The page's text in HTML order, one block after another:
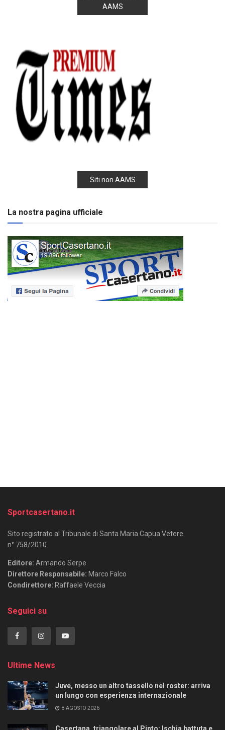
AAMS
Siti non AAMS
La nostra pagina ufficiale
Sportcasertano.it
Sito registrato al Tribunale di Santa Maria Capua Vetere
n° 758/2010.
Editore: Armando Serpe
Direttore Responsabile: Marco Falco
Condirettore: Raffaele Veccia
Seguici su
Ultime News
Juve, messo un altro tassello nel roster: arriva
un lungo con esperienza internazionale
8 AGOSTO 2026
Casertana, triangolare al Pinto: Ischia battuta e